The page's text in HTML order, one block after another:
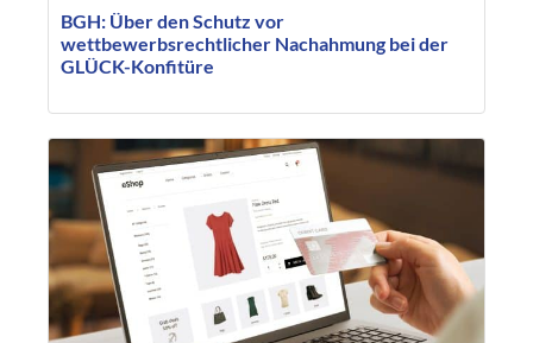
BGH: Über den Schutz vor
wettbewerbsrechtlicher Nachahmung bei der
GLÜCK-Konfitüre